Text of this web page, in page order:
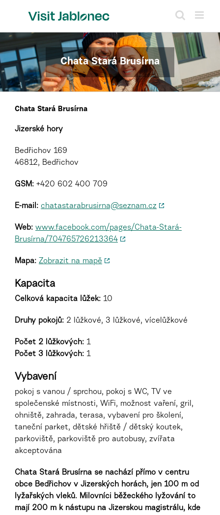
Chata Stará Brusírna
Chata Stará Brusírna
Jizerské hory
Bedřichov 169
46812, Bedřichov
GSM: +420 602 400 709
E-mail: chatastarabrusirna@seznam.cz
Web: www.facebook.com/pages/Chata-Stará-
Brusírna/704765726213364
Mapa: Zobrazit na mapě
Kapacita
Celková kapacita lůžek: 10
Druhy pokojů: 2 lůžkové, 3 lůžkové, vícelůžkové
Počet 2 lůžkových: 1
Počet 3 lůžkových: 1
Vybavení
pokoj s vanou / sprchou, pokoj s WC, TV ve
společenské místnosti, WiFi, možnost vaření, gril,
ohniště, zahrada, terasa, vybavení pro školení,
taneční parket, dětské hřiště / dětský koutek,
parkoviště, parkoviště pro autobusy, zvířata
akceptována
Chata Stará Brusírna se nachází přímo v centru
obce Bedřichov v Jizerských horách, jen 100 m od
lyžařských vleků. Milovníci běžeckého lyžování to
mají 200 m k nástupu na Jizerskou magistrálu, kde